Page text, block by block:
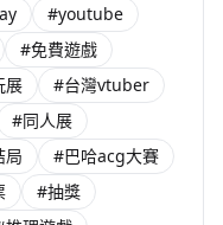
#youtube
#免費遊戲
展
#台灣vtuber
#同人展
局
#巴哈acg大賽
#抽獎